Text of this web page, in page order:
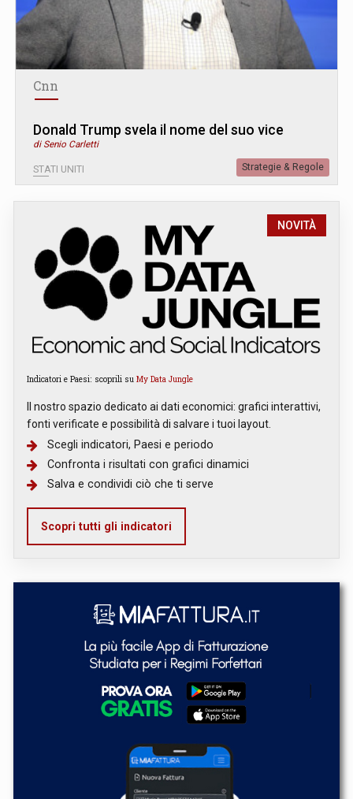
Cnn
Donald Trump svela il nome del suo vice
di Senio Carletti
STATI UNITI Strategie & Regole
NOVITÀ
Indicatori e Paesi: scoprili su My Data Jungle
Il nostro spazio dedicato ai dati economici: grafici interattivi,
fonti verificate e possibilità di salvare i tuoi layout.
Scegli indicatori, Paesi e periodo
Confronta i risultati con grafici dinamici
Salva e condividi ciò che ti serve
Scopri tutti gli indicatori